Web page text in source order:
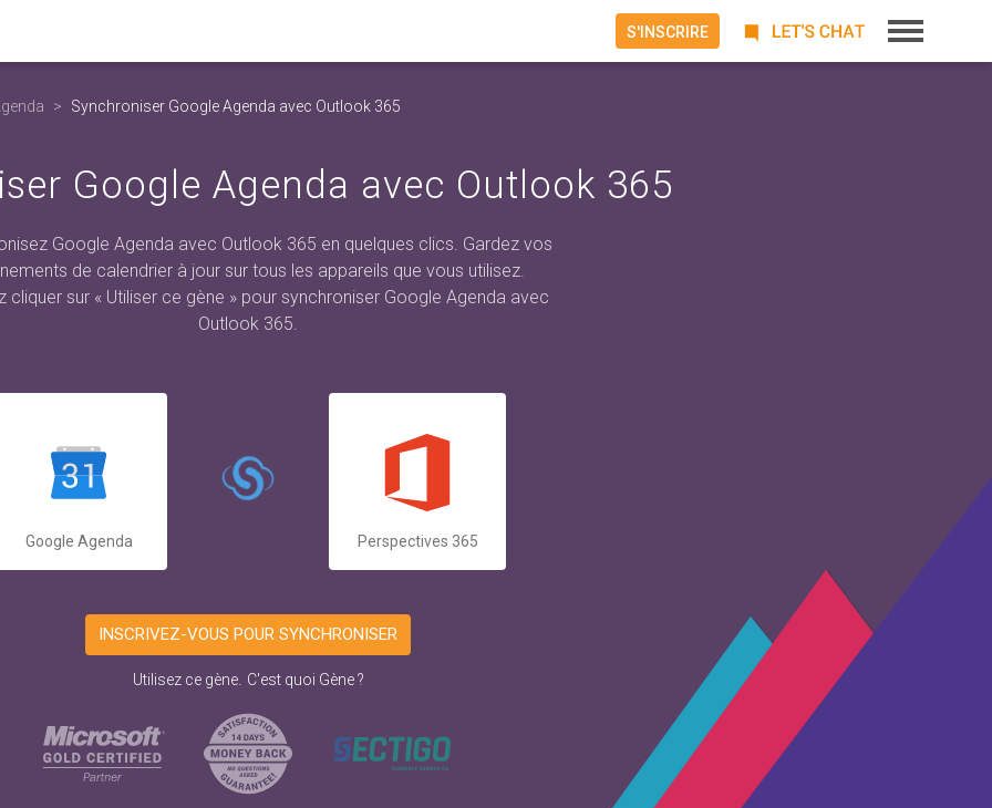
Synchroniser Google Agenda avec Outlook 365
Google Agenda avec Outlook 365
Google Agenda avec Outlook 365 en quelques clics. Gardez vos
de calendrier à jour sur tous les appareils que vous utilisez.
cliquer sur « Utiliser ce gène » pour synchroniser Google Agenda avec
Outlook 365.
Google Agenda Perspectives 365
INSCRIVEZ-VOUS POUR SYNCHRONISER
Utilisez ce gène. C'est quoi Gène ?
S'INSCRIRE